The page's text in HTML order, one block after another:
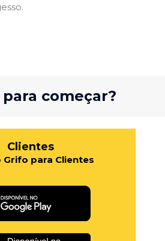
começar?
Clientes
Grifo para Clientes